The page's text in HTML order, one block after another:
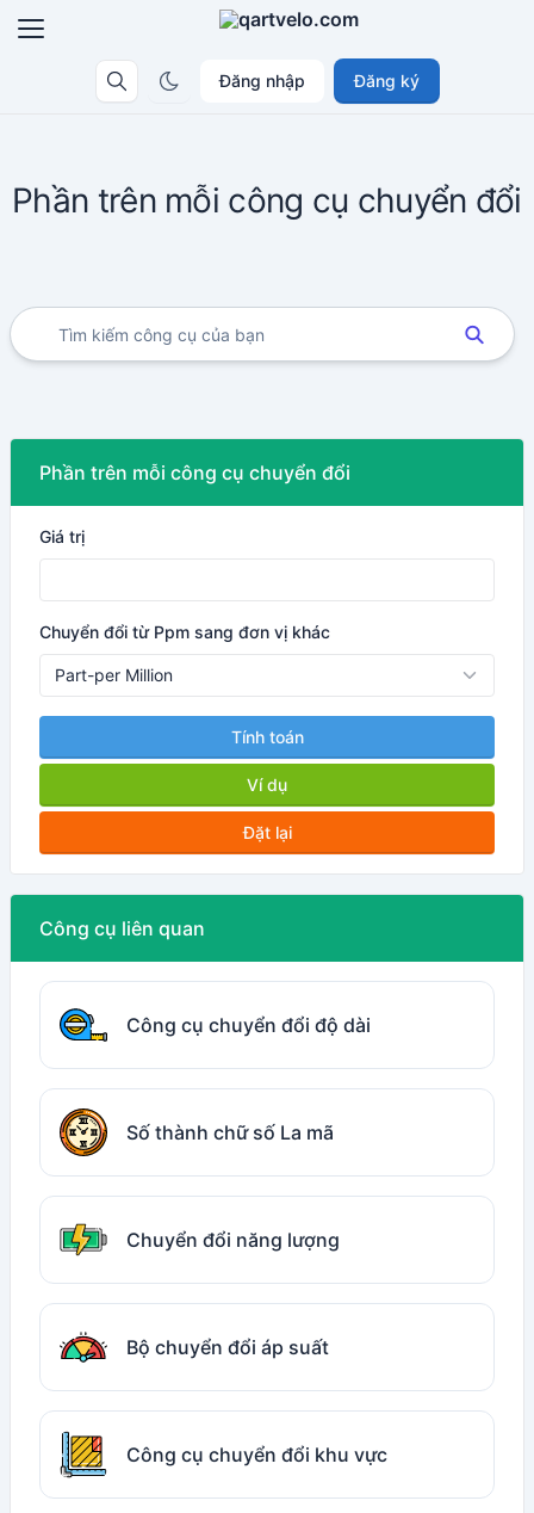
Đăng nhập Đăng ký
Phần trên mỗi công cụ chuyển đổi
Phần trên mỗi công cụ chuyển đổi
Giá trị
Chuyển đổi từ Ppm sang đơn vị khác
Tính toán
Ví dụ
Đặt lại
Công cụ liên quan
Công cụ chuyển đổi độ dài
Số thành chữ số La mã
Chuyển đổi năng lượng
Bộ chuyển đổi áp suất
Công cụ chuyển đổi khu vực